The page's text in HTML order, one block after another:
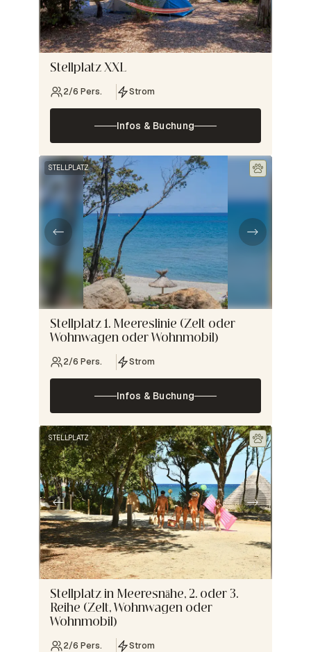
Stellplatz XXL
2/6 Pers. Strom
Infos & Buchung
STELLPLATZ
Stellplatz 1. Meereslinie (Zelt oder
Wohnwagen oder Wohnmobil)
2/6 Pers. Strom
Infos & Buchung
STELLPLATZ
Stellplatz in Meeresnähe, 2. oder 3.
Reihe (Zelt, Wohnwagen oder
Wohnmobil)
2/6 Pers. Strom